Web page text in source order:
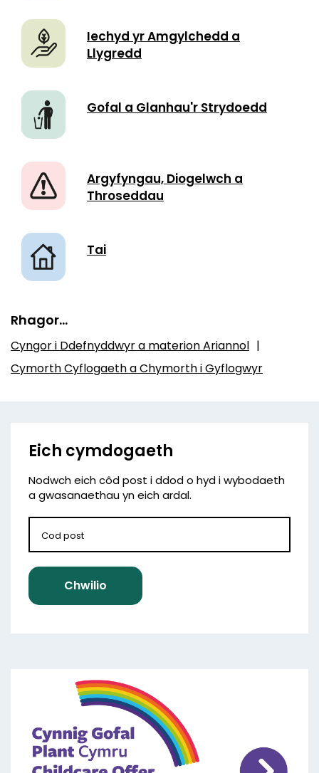
Iechyd yr Amgylchedd a
Llygredd
Gofal a Glanhau'r Strydoedd
Argyfyngau, Diogelwch a
Throseddau
Tai
Rhagor…
Cyngor i Ddefnyddwyr a materion Ariannol
Cymorth Cyflogaeth a Chymorth i Gyflogwyr
Eich cymdogaeth
Nodwch eich côd post i ddod o hyd i wybodaeth
a gwasanaethau yn eich ardal.